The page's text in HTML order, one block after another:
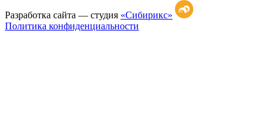
Разработка сайта — студия «Сибирикс»
Политика конфиденциальности